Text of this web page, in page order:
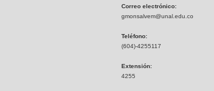
Correo electrónico:
gmonsalvem@unal.edu.co
Teléfono:
(604)-4255117
Extensión:
4255